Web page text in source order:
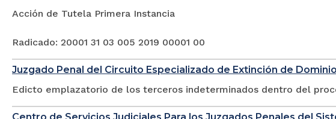
Acción de Tutela Primera Instancia
Radicado: 20001 31 03 005 2019 00001 00
Juzgado Penal del Circuito Especializado de Extinción de
Edicto emplazatorio de los terceros indeterminados dentro del
Centro de Servicios Judiciales Para los Juzgados Penales del